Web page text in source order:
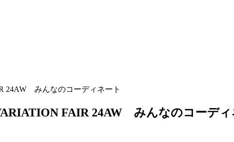
24AW みんなのコーディネート
FAIR 24AW みんなのコーデ